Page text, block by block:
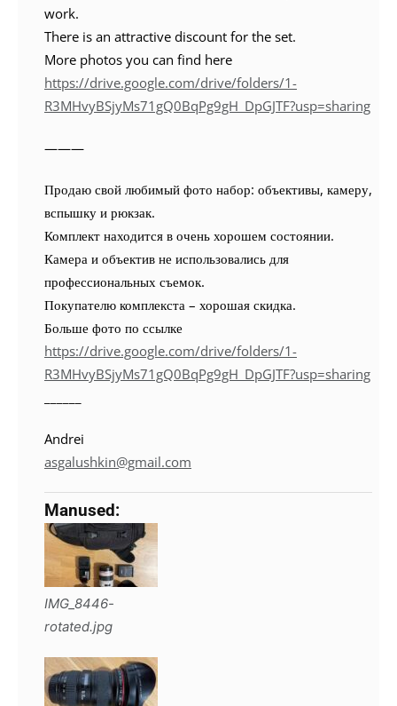
work.
There is an attractive discount for the set.
More photos you can find here
https://drive.google.com/drive/folders/1-
R3MHvyBSjyMs71gQ0BqPg9gH_DpGJTF?usp=sharing
———
Продаю свой любимый фото набор: объективы, камеру,
вспышку и рюкзак.
Комплект находится в очень хорошем состоянии.
Камера и объектив не использовались для
профессиональных съемок.
Покупателю комплекста – хорошая скидка.
Больше фото по ссылке
https://drive.google.com/drive/folders/1-
R3MHvyBSjyMs71gQ0BqPg9gH_DpGJTF?usp=sharing
Andrei
asgalushkin@gmail.com
Manused:
IMG_8446-
rotated.jpg